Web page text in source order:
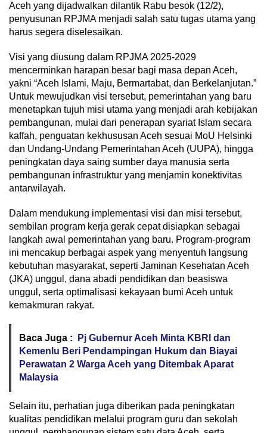
Aceh yang dijadwalkan dilantik Rabu besok (12/2),
penyusunan RPJMA menjadi salah satu tugas utama yang
harus segera diselesaikan.
Visi yang diusung dalam RPJMA 2025-2029
mencerminkan harapan besar bagi masa depan Aceh,
yakni “Aceh Islami, Maju, Bermartabat, dan Berkelanjutan.”
Untuk mewujudkan visi tersebut, pemerintahan yang baru
menetapkan tujuh misi utama yang menjadi arah kebijakan
pembangunan, mulai dari penerapan syariat Islam secara
kaffah, penguatan kekhususan Aceh sesuai MoU Helsinki
dan Undang-Undang Pemerintahan Aceh (UUPA), hingga
peningkatan daya saing sumber daya manusia serta
pembangunan infrastruktur yang menjamin konektivitas
antarwilayah.
Dalam mendukung implementasi visi dan misi tersebut,
sembilan program kerja gerak cepat disiapkan sebagai
langkah awal pemerintahan yang baru. Program-program
ini mencakup berbagai aspek yang menyentuh langsung
kebutuhan masyarakat, seperti Jaminan Kesehatan Aceh
(JKA) unggul, dana abadi pendidikan dan beasiswa
unggul, serta optimalisasi kekayaan bumi Aceh untuk
kemakmuran rakyat.
Baca Juga :
Pj Gubernur Aceh Minta KBRI dan
Kemenlu Beri Pendampingan Hukum dan Biayai
Perawatan 2 Warga Aceh yang Ditembak Aparat
Malaysia
Selain itu, perhatian juga diberikan pada peningkatan
kualitas pendidikan melalui program guru dan sekolah